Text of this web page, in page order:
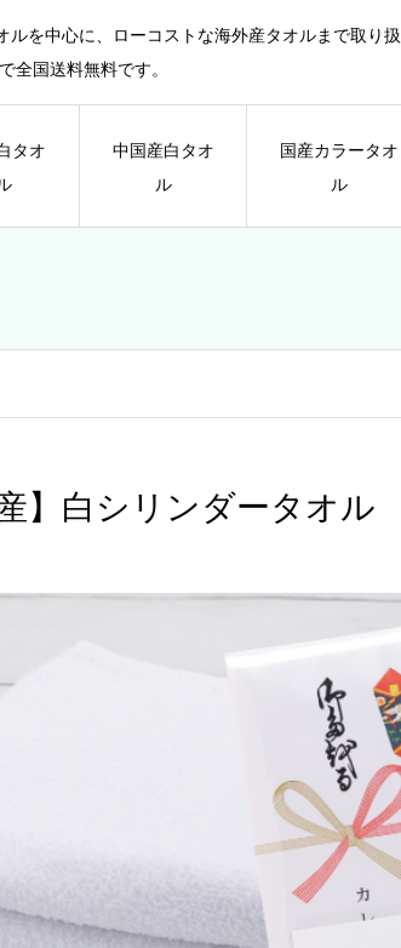
を中心に、ローコストな海外産タオルまで取り扱
国送料無料です。
タオ
中国産白タオ
ル
国産カラータオ
ル
】白シリンダータオル